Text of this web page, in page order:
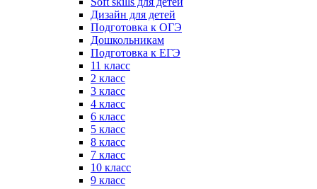
Дизайн для детей
Подготовка к ОГЭ
Дошкольникам
Подготовка к ЕГЭ
11 класс
2 класс
3 класс
4 класс
6 класс
5 класс
8 класс
7 класс
10 класс
9 класс